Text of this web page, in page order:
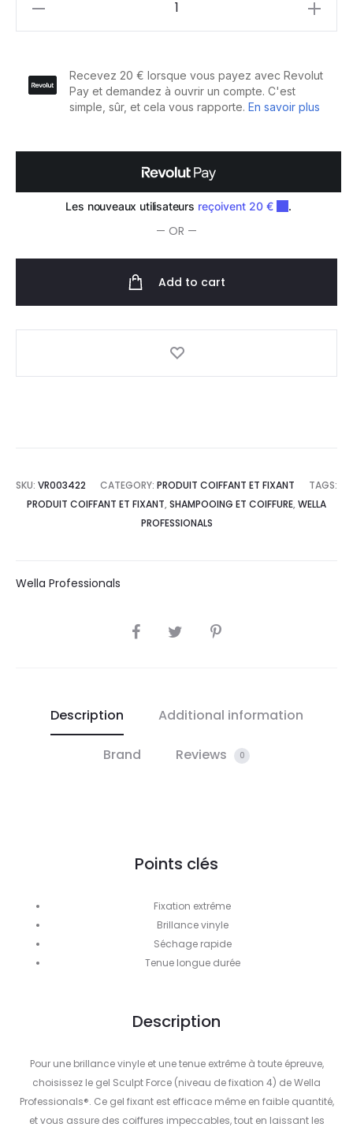
Force
Extra-
— OR —
Add to cart
SKU: VR003422 CATEGORY: PRODUIT COIFFANT ET FIXANT
TAGS:
PRODUIT COIFFANT ET FIXANT, SHAMPOOING ET COIFFURE, WELLA
PROFESSIONALS
Wella Professionals
SHARE
Description Additional information
Brand Reviews 0
Points clés
Fixation extrême
Brillance vinyle
Séchage rapide
Tenue longue durée
Description
Pour une brillance vinyle et une tenue extrême à toute épreuve,
choisissez le gel Sculpt Force (niveau de fixation 4) de Wella
Professionals®. Ce gel fixant est efficace même en faible quantité,
et vous assure des coiffures impeccables, tout en laissant les